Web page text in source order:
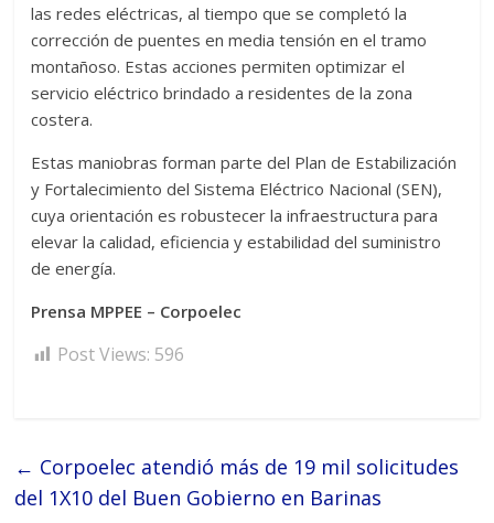
las redes eléctricas, al tiempo que se completó la
corrección de puentes en media tensión en el tramo
montañoso. Estas acciones permiten optimizar el
servicio eléctrico brindado a residentes de la zona
costera.
Estas maniobras forman parte del Plan de Estabilización
y Fortalecimiento del Sistema Eléctrico Nacional (SEN),
cuya orientación es robustecer la infraestructura para
elevar la calidad, eficiencia y estabilidad del suministro
de energía.
Prensa MPPEE – Corpoelec
Post Views: 596
← Corpoelec atendió más de 19 mil solicitudes
del 1X10 del Buen Gobierno en Barinas